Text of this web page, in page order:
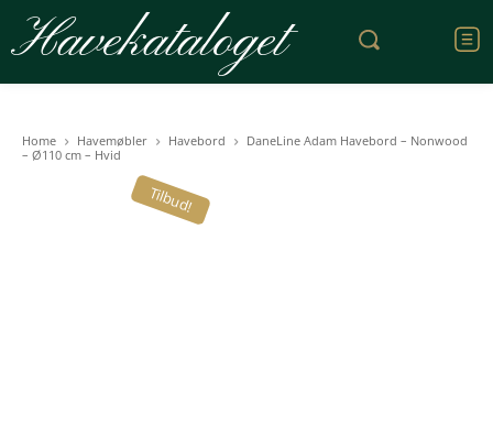
Havekataloget
Home Havemøbler Havebord
DaneLine Adam Havebord – Nonwood
– Ø110 cm – Hvid
Tilbud!